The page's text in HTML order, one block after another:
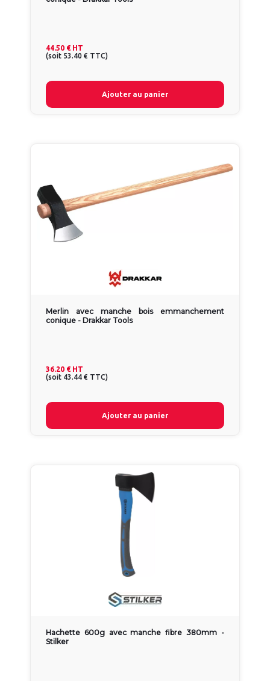
44.50 € HT
(soit 53.40 € TTC)
Ajouter au panier
Merlin avec manche bois emmanchement
conique - Drakkar Tools
36.20 € HT
(soit 43.44 € TTC)
Ajouter au panier
Hachette 600g avec manche fibre 380mm -
Stilker